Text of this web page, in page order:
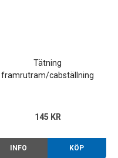
Tätning
framrutram/cabställning
145 KR
INFO KÖP